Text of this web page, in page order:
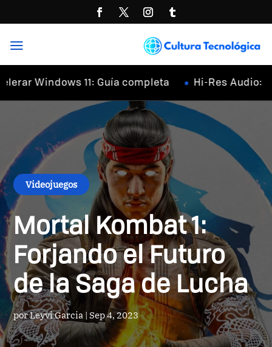
a
Windows 11: Guía completa Hi-Res Audio:
Videojuegos
Mortal Kombat 1:
Forjando el Futuro
de la Saga de Lucha
porLeyvi Garcia |Sep 4, 2023